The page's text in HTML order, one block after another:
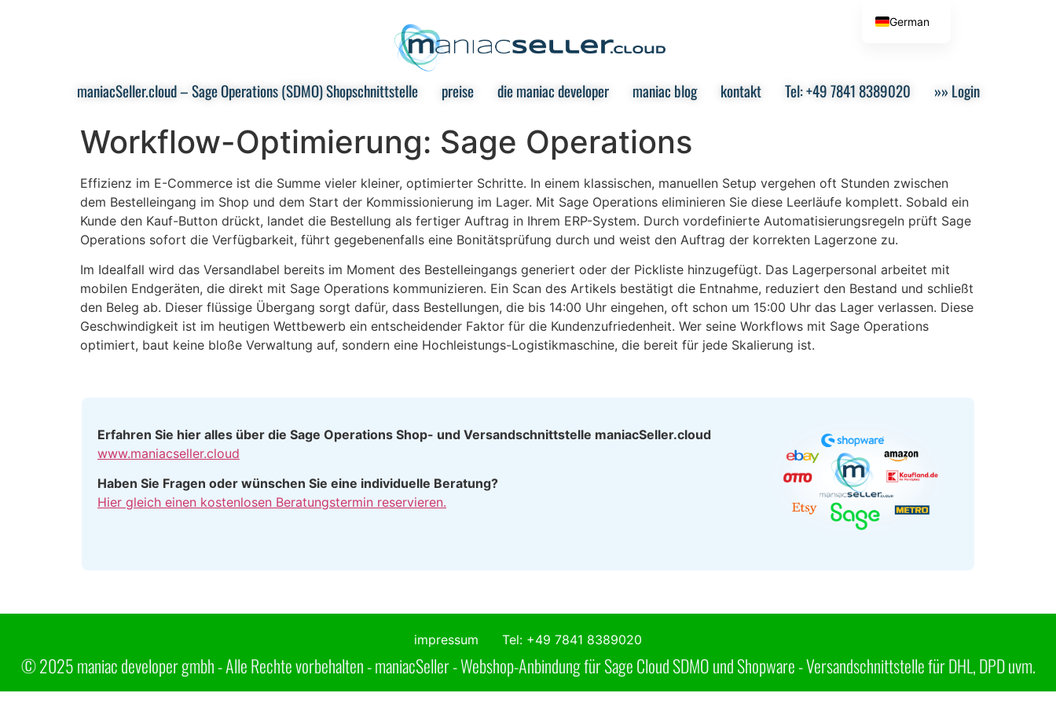
maniacSeller.cloud – Sage Operations (SDMO) Shopschnittstelle preise die maniac developer maniac blog kontakt Tel: +49 7841 8389020 »» Login
Workflow-Optimierung: Sage Operations
Effizienz im E-Commerce ist die Summe vieler kleiner, optimierter Schritte. In einem klassischen, manuellen Setup vergehen oft Stunden zwischen
dem Bestelleingang im Shop und dem Start der Kommissionierung im Lager. Mit Sage Operations eliminieren Sie diese Leerläufe komplett. Sobald ein
Kunde den Kauf-Button drückt, landet die Bestellung als fertiger Auftrag in Ihrem ERP-System. Durch vordefinierte Automatisierungsregeln prüft Sage
Operations sofort die Verfügbarkeit, führt gegebenenfalls eine Bonitätsprüfung durch und weist den Auftrag der korrekten Lagerzone zu.
Im Idealfall wird das Versandlabel bereits im Moment des Bestelleingangs generiert oder der Pickliste hinzugefügt. Das Lagerpersonal arbeitet mit
mobilen Endgeräten, die direkt mit Sage Operations kommunizieren. Ein Scan des Artikels bestätigt die Entnahme, reduziert den Bestand und schließt
den Beleg ab. Dieser flüssige Übergang sorgt dafür, dass Bestellungen, die bis 14:00 Uhr eingehen, oft schon um 15:00 Uhr das Lager verlassen. Diese
Geschwindigkeit ist im heutigen Wettbewerb ein entscheidender Faktor für die Kundenzufriedenheit. Wer seine Workflows mit Sage Operations
optimiert, baut keine bloße Verwaltung auf, sondern eine Hochleistungs-Logistikmaschine, die bereit für jede Skalierung ist.
Erfahren Sie hier alles über die Sage Operations Shop- und Versandschnittstelle maniacSeller.cloud
www.maniacseller.cloud
Haben Sie Fragen oder wünschen Sie eine individuelle Beratung?
Hier gleich einen kostenlosen Beratungstermin reservieren.
impressum Tel: +49 7841 8389020
© 2025 maniac developer gmbh - Alle Rechte vorbehalten - maniacSeller - Webshop-Anbindung für Sage Cloud SDMO und Shopware - Versandschnittstelle für DHL, DPD uvm.
German